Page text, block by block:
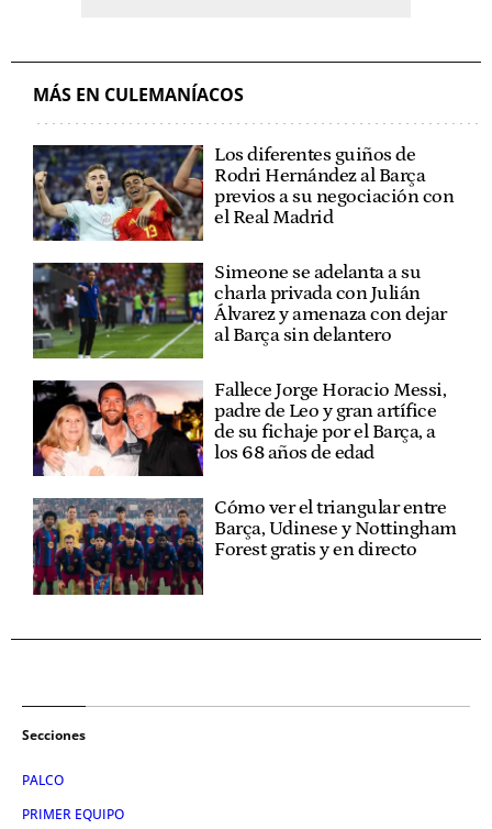
MÁS EN CULEMANÍACOS
Los diferentes guiños de
Rodri Hernández al Barça
previos a su negociación con
el Real Madrid
Simeone se adelanta a su
charla privada con Julián
Álvarez y amenaza con dejar
al Barça sin delantero
Fallece Jorge Horacio Messi,
padre de Leo y gran artífice
de su fichaje por el Barça, a
los 68 años de edad
Cómo ver el triangular entre
Barça, Udinese y Nottingham
Forest gratis y en directo
Secciones
PALCO
PRIMER EQUIPO